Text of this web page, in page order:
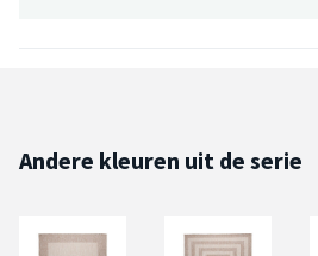
Andere kleuren uit de serie